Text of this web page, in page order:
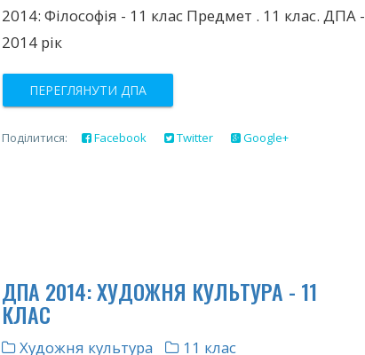
2014: Філософія - 11 клас Предмет . 11 клас. ДПА -
2014 рік
ПЕРЕГЛЯНУТИ ДПА
Поділитися: Facebook Twitter Google+
ДПА 2014: ХУДОЖНЯ КУЛЬТУРА - 11
КЛАС
Художня культура 11 клас